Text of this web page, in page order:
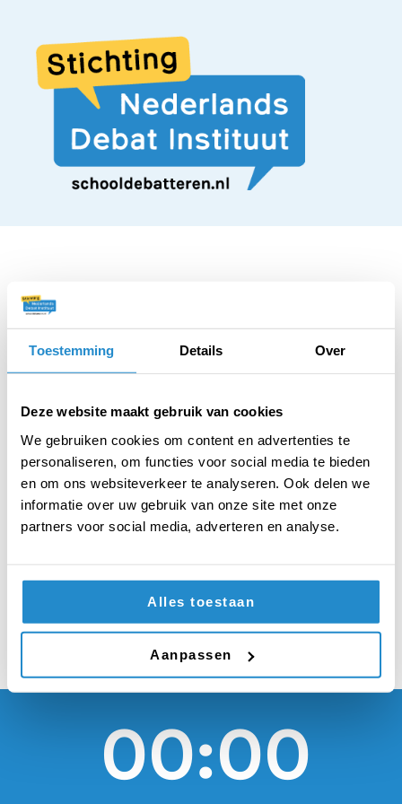
Toestemming Details Over
Deze website maakt gebruik van cookies
We gebruiken cookies om content en advertenties te
personaliseren, om functies voor social media te bieden
en om ons websiteverkeer te analyseren. Ook delen we
informatie over uw gebruik van onze site met onze
partners voor social media, adverteren en analyse.
Alles toestaan
Aanpassen
STELLING
De media mogen pas
verhalen over
seksueel misbruik
publiceren als de
daders veroordeeld
zijn
00:00